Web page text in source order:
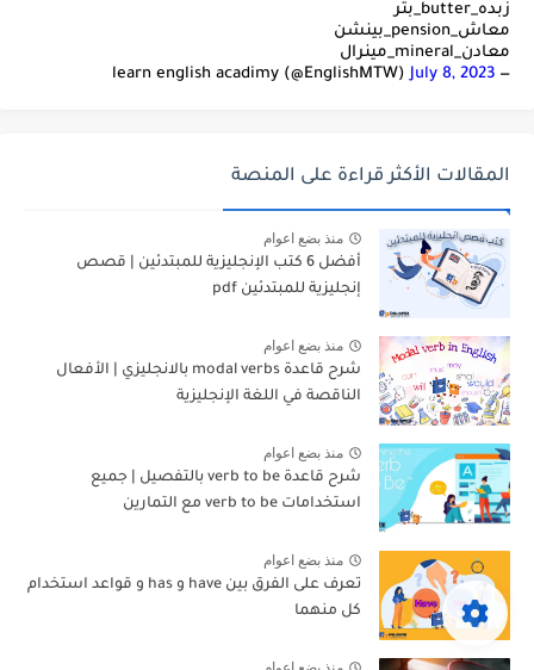
زبده_butter_بتر
معاش_pension_بينشن
معادن_mineral_مينرال
— learn english acadimy (@EnglishMTW)
July 8, 2023
المقالات الأكثر قراءة على المنصة
منذ بضع اعوام
أفضل 6 كتب الإنجليزية للمبتدئين | قصص
إنجليزية للمبتدئين pdf
منذ بضع اعوام
شرح قاعدة modal verbs بالانجليزي | الأفعال
الناقصة في اللغة الإنجليزية
منذ بضع اعوام
شرح قاعدة verb to be بالتفصيل | جميع
استخدامات verb to be مع التمارين
منذ بضع اعوام
تعرف على الفرق بين have و has و قواعد استخدام
كل منهما